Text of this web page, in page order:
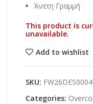
Άνετη Γραμμή
This product is
unavailable.
Add to wishlist
SKU: FW26DES0004
Categories: